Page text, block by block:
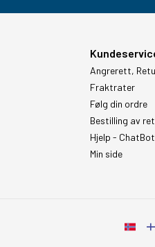
Angrerett,
Fraktrater
Følg din ordre
Bestilling av
Hjelp - ChatBot
Min side